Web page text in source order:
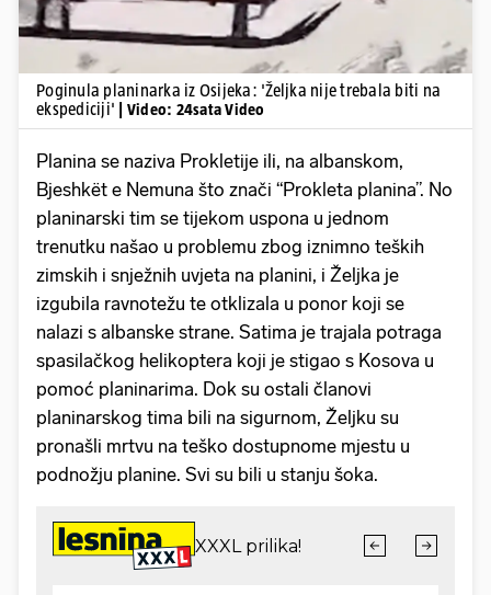
Poginula planinarka iz Osijeka: 'Željka nije trebala biti na
ekspediciji'
| Video: 24sata Video
Planina se naziva Prokletije ili, na albanskom,
Bjeshkët e Nemuna što znači “Prokleta planina”. No
planinarski tim se tijekom uspona u jednom
trenutku našao u problemu zbog iznimno teških
zimskih i snježnih uvjeta na planini, i Željka je
izgubila ravnotežu te otklizala u ponor koji se
nalazi s albanske strane. Satima je trajala potraga
spasilačkog helikoptera koji je stigao s Kosova u
pomoć planinarima. Dok su ostali članovi
planinarskog tima bili na sigurnom, Željku su
pronašli mrtvu na teško dostupnome mjestu u
podnožju planine. Svi su bili u stanju šoka.